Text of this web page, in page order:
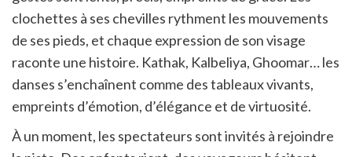
clochettes à ses chevilles rythment les mouvements
de ses pieds, et chaque expression de son visage
raconte une histoire. Kathak, Kalbeliya, Ghoomar… les
danses s’enchaînent comme des tableaux vivants,
empreints d’émotion, d’élégance et de virtuosité.
À un moment, les spectateurs sont invités à rejoindre